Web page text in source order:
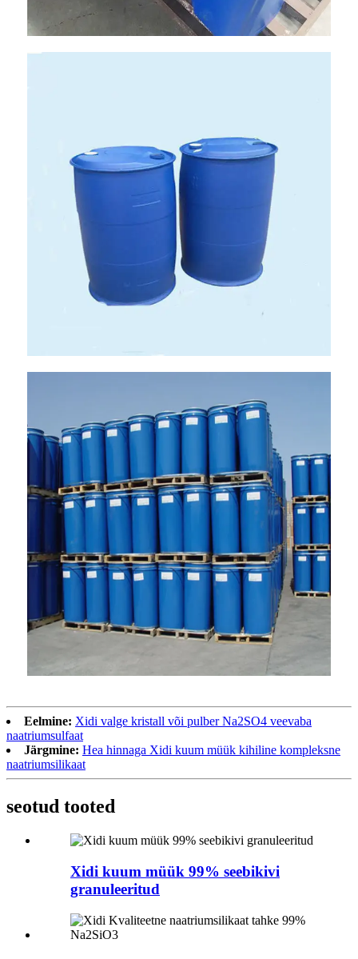
Eelmine: Xidi valge kristall või pulber Na2SO4 veevaba
naatriumsulfaat
Järgmine: Hea hinnaga Xidi kuum müük kihiline kompleksne
naatriumsilikaat
seotud tooted
Xidi kuum müük 99% seebikivi
granuleeritud